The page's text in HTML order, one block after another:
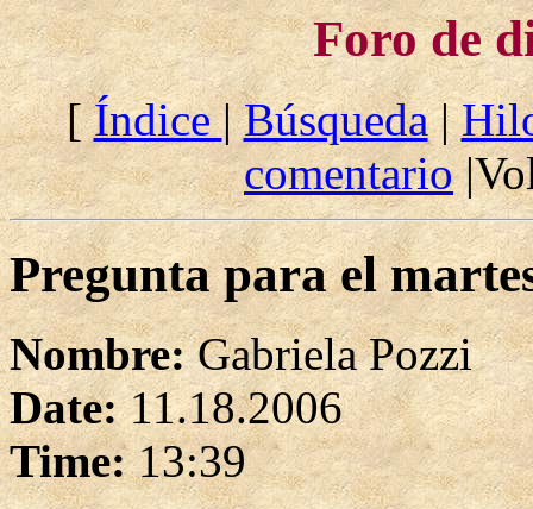
Foro de
[Índice|Búsqueda|
comentario
Pregunta para el
Nombre:Gabriela Pozzi
Date:11.18.2006
Time:13:39